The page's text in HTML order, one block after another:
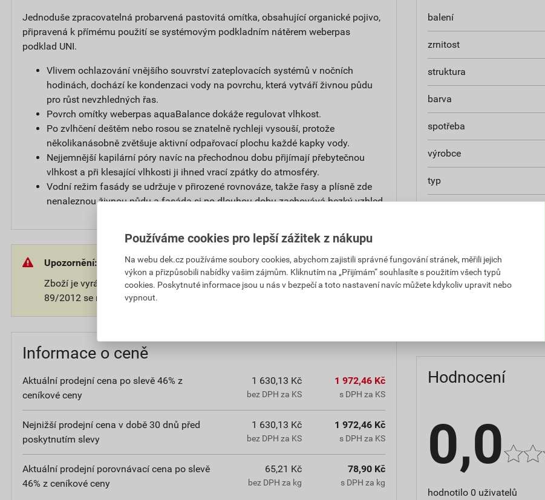
Jednoduše zpracovatelná probarvená pastovitá omítka, obsahující organické pojivo,
připravená k přímému použití se systémovým podkladním nátěrem weberpas
podklad UNI.
Vlivem ochlazování vnějšího souvrství zateplovacích systémů v nočních
hodinách, dochází ke kondenzaci vody na povrchu, která vytváří živnou půdu
pro růst nevzhledných řas.
Povrch omítky weberpas aquaBalance dokáže regulovat vlhkost.
Po zvlhčení deštěm nebo rosou se znatelně rychleji vysouší, protože
několikanásobně zvětšuje aktivní odpařovací plochu každé kapky vody.
Nejjemnější kapilární póry navíc na přechodnou dobu přijímají přebytečnou
vlhkost a při klesající vlhkosti ji ihned vrací zpátky do atmosféry.
Vodní režim fasády se udržuje v přirozené rovnováze, takže řasy a plísně zde
nenaleznou živnou půdu a fasáda si po dlouhou dobu zachovává hezký vzhled.
Upozornění:
Zboží je vyráběno na přání zákazníka. V souladu s občanským zákoníkem č.
89/2012 se na takové zboží nevztahuje 14-ti denní ochranná lhůta.
Informace o ceně
Aktuální prodejní cena po slevě 46% z
ceníkové ceny
1 630,13 Kč
bez DPH za KS
1 972,46 Kč
s DPH za KS
Nejnižší prodejní cena v době 30 dnů před
poskytnutím slevy
1 630,13 Kč
bez DPH za KS
1 972,46 Kč
s DPH za KS
Aktuální prodejní porovnávací cena po slevě
46% z ceníkové ceny
65,21 Kč
bez DPH za kg
78,90 Kč
s DPH za kg
balení
zrnitost
struktura
barva
spotřeba
výrobce
typ
hmotnost
typ výrobku
Hodnocení
0,0
hodnotilo 0 uživatelů
Používáme cookies pro lepší zážitek z nákupu
Na webu dek.cz používáme soubory cookies, abychom zajistili správné fungování stránek, měřili jejich
výkon a přizpůsobili nabídky vašim zájmům. Kliknutím na „Přijímám“ souhlasíte s použitím všech typů
cookies. Poskytnuté informace jsou u nás v bezpečí a toto nastavení navíc můžete kdykoliv upravit nebo
vypnout.